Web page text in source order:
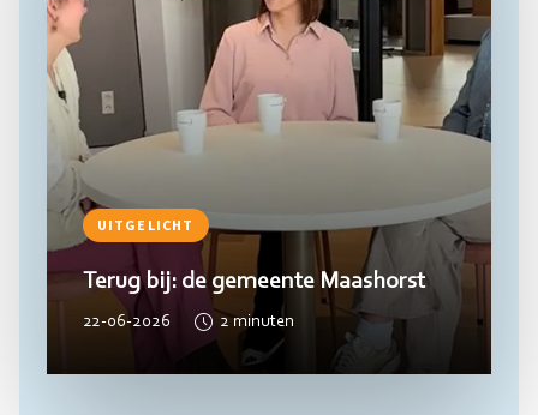
UITGELICHT
Terug bij: de gemeente Maashorst
22-06-2026 2 minuten